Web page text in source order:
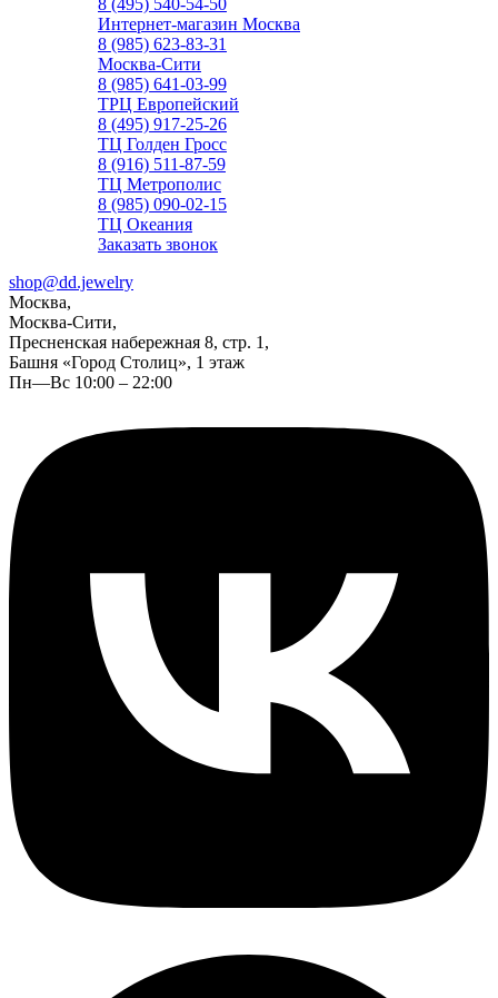
8 (495) 540-54-50
Интернет-магазин Москва
8 (985) 623-83-31
Москва-Сити
8 (985) 641-03-99
ТРЦ Европейский
8 (495) 917-25-26
ТЦ Голден Гросс
8 (916) 511-87-59
ТЦ Метрополис
8 (985) 090-02-15
ТЦ Океания
Заказать звонок
shop@dd.jewelry
Москва,
Москва-Сити,
Пресненская набережная 8, стр. 1,
Башня «Город Столиц», 1 этаж
Пн—Вс 10:00 – 22:00